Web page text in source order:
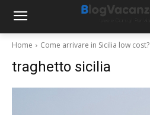
Home Come arrivare in Sicilia low cost?
traghetto sicilia